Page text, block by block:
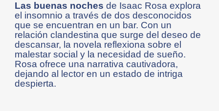
Las buenas noches de Isaac Rosa explora
el insomnio a través de dos desconocidos
que se encuentran en un bar. Con un
relación clandestina que surge del deseo de
descansar, la novela reflexiona sobre el
malestar social y la necesidad de sueño.
Rosa ofrece una narrativa cautivadora,
dejando al lector en un estado de intriga
despierta.